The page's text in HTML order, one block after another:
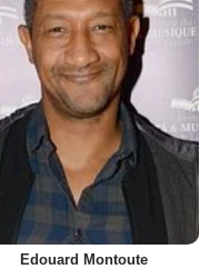
Edouard Montoute